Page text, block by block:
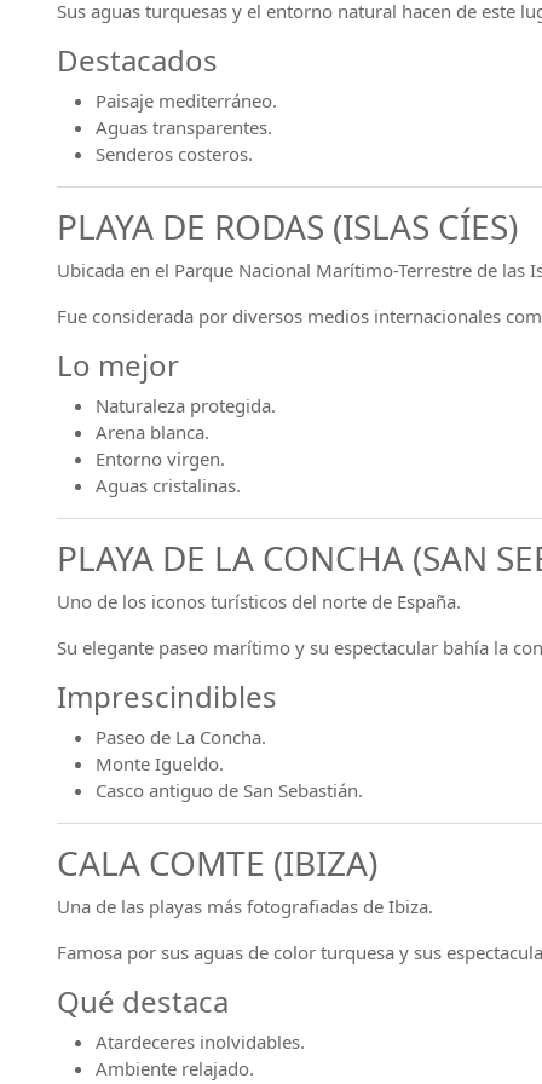
Sus aguas turquesas y el entorno natural hacen de este
Destacados
Paisaje mediterráneo.
Aguas transparentes.
Senderos costeros.
PLAYA DE RODAS (ISLAS CÍES)
Ubicada en el Parque Nacional Marítimo-Terrestre de las
Fue considerada por diversos medios internacionales
Lo mejor
Naturaleza protegida.
Arena blanca.
Entorno virgen.
Aguas cristalinas.
PLAYA DE LA CONCHA (SAN
Uno de los iconos turísticos del norte de España.
Su elegante paseo marítimo y su espectacular bahía la
Imprescindibles
Paseo de La Concha.
Monte Igueldo.
Casco antiguo de San Sebastián.
CALA COMTE (IBIZA)
Una de las playas más fotografiadas de Ibiza.
Famosa por sus aguas de color turquesa y sus
Qué destaca
Atardeceres inolvidables.
Ambiente relajado.